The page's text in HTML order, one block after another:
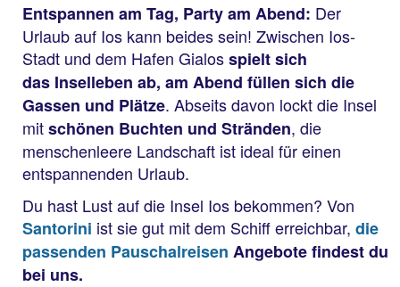
Entspannen am Tag, Party am Abend: Der
Urlaub auf Ios kann beides sein! Zwischen Ios-
Stadt und dem Hafen Gialosspielt sich
das Inselleben ab, am Abend füllen sich die
Gassen und Plätze. Abseits davon lockt die Insel
mitschönen Buchten und Stränden, die
menschenleere Landschaft ist ideal für einen
entspannenden Urlaub.
Du hast Lust auf die Insel Ios bekommen? Von
Santorini ist sie gut mit dem Schiff erreichbar, die
passenden Pauschalreisen Angebote findest du
bei uns.